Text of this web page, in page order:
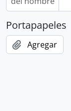
Portapapeles
Agregar